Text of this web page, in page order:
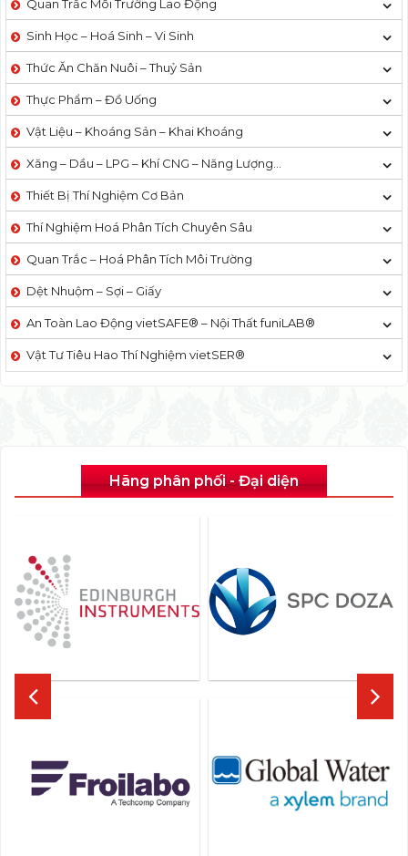
Quan Trắc Môi Trường Lao Động
Sinh Học – Hoá Sinh – Vi Sinh
Thức Ăn Chăn Nuôi – Thuỷ Sản
Thực Phẩm – Đồ Uống
Vật Liệu – Khoáng Sản – Khai Khoáng
Xăng – Dầu – LPG – Khí CNG – Năng Lượng…
Thiết Bị Thí Nghiệm Cơ Bản
Thí Nghiệm Hoá Phân Tích Chuyên Sâu
Quan Trắc – Hoá Phân Tích Môi Trường
Dệt Nhuộm – Sợi – Giấy
An Toàn Lao Động vietSAFE® – Nội Thất funiLAB®
Vật Tư Tiêu Hao Thí Nghiệm vietSER®
Hãng phân phối - Đại diện